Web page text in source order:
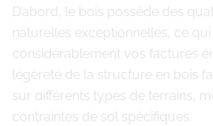
D’abord, le bois possède des
naturelles exceptionnelles, ce
considérablement vos factures
légèreté de la structure en bois
sur différents types de terrains,
contraintes de sol spécifiques.